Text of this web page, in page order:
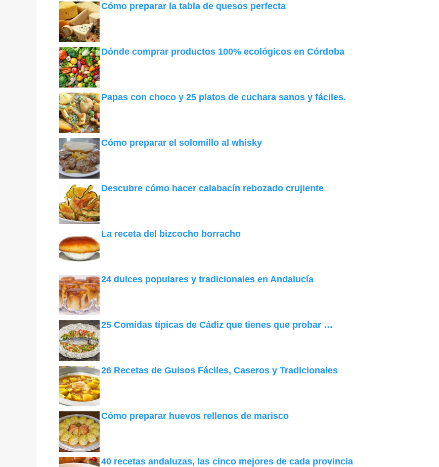
Cómo preparar la tabla de quesos perfecta
Dónde comprar productos 100% ecológicos en Córdoba
Papas con choco y 25 platos de cuchara sanos y fáciles.
Cómo preparar el solomillo al whisky
Descubre cómo hacer calabacín rebozado crujiente
La receta del bizcocho borracho
24 dulces populares y tradicionales en Andalucía
25 Comidas típicas de Cádiz que tienes que probar …
26 Recetas de Guisos Fáciles, Caseros y Tradicionales
Cómo preparar huevos rellenos de marisco
40 recetas andaluzas, las cinco mejores de cada provincia